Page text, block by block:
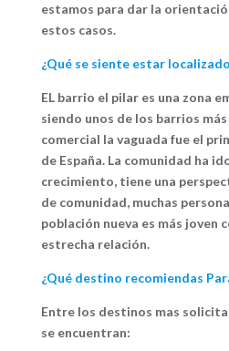
estamos para dar la
estos casos.
¿Qué se siente estar
EL barrio el pilar es una zona
siendo unos de los barrios
comercial la vaguada fue el
de España. La comunidad ha
crecimiento, tiene una
de comunidad, muchas
población nueva es más joven
estrecha relación.
¿Qué destino recomiendas
Entre los destinos mas
se encuentran: